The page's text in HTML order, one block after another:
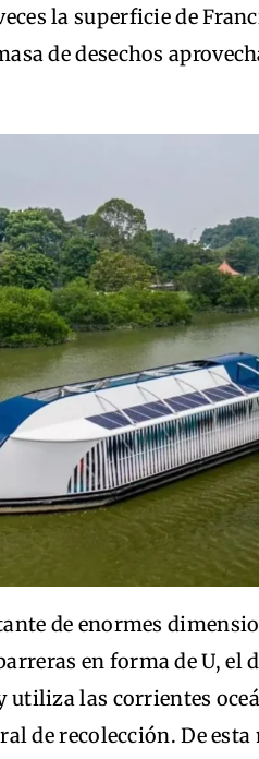
la superficie de
de desechos
de enormes
en forma de U, el
utiliza las corrientes
de recolección. De esta